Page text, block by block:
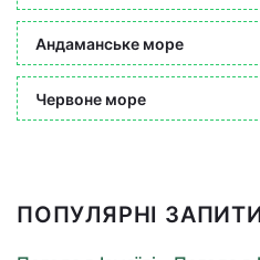
Андаманське море
Червоне море
ПОПУЛЯРНІ